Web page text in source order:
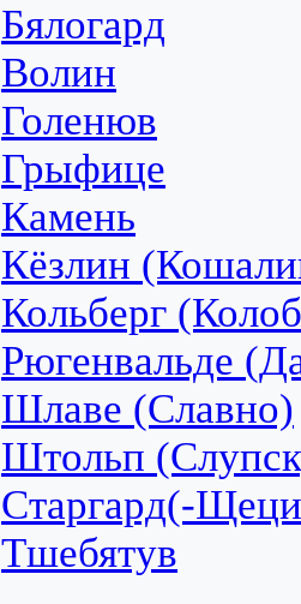
Бялогард
Волин
Голенюв
Грыфице
Камень
Кёзлин
Кольберг
Рюгенвальде
Шлаве (Славно)
Штольп
Старгард(-
Тшебятув